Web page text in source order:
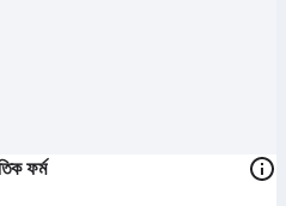
ফর্ম